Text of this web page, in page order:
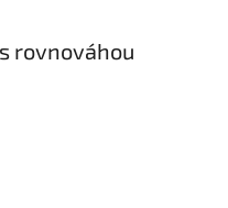
rovnováhou